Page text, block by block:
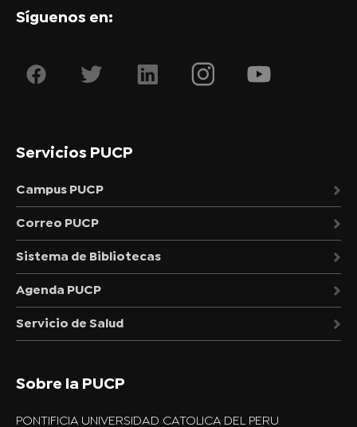
Síguenos en:
Servicios PUCP
Campus PUCP
Correo PUCP
Sistema de Bibliotecas
Agenda PUCP
Servicio de Salud
Sobre la PUCP
PONTIFICIA UNIVERSIDAD CATOLICA DEL PERU